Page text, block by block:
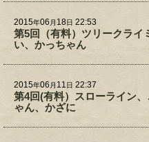
2015年06 月 18日 22:53
第5回（有料）ツリークライ
い、かっちゃん
2015年06 月 11日 22:37
第4回(有料）スローライン
ゃん、かざに